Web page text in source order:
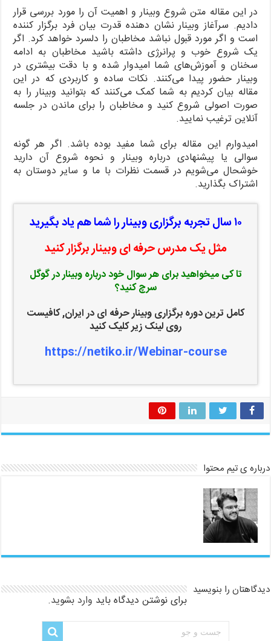
در این مقاله متن شروع وبینار و اهمیت آن را مورد بررسی قرار
دادیم. سرآغاز وبینار نشان دهنده قدرت بیان فرد برگزار کننده
است و اگر مورد قبول نباشد مخاطبان را دلسرد خواهد کرد. اگر
یک شروع خوب و پرانرژی داشته باشید مخاطبان به ادامه
سخنان و آموزش‌های شما امیدوار شده و با دقت بیشتری در
وبینار حضور پیدا می‌کنند. نکات ساده و کاربردی که در این
مقاله بیان کردیم به شما کمک می‌کنند که بتوانید وبینار را به
صورت اصولی شروع کنید و مخاطبان را برای ماندن در جلسه
آنلاین ترغیب نمایید.
امیدوارم این مقاله برای شما مفید بوده باشد. اگر هر گونه
سوالی یا پیشنهادی درباره وبینار و نحوه شروع آن دارید
خوشحال می‌شویم در قسمت نظرات با ما و سایر دوستان به
اشتراک بگذارید.
۱۰ سال تجربه برگزاری وبینار را شما هم یاد بگیرید
مثل یک مدرس حرفه ای وبینار برگزار کنید
تا کی میخواهید برای هر سوال خود درباره وبینار در گوگل
سرچ کنید؟
کامل ترین دوره برگزاری وبینار حرفه ای در ایران, کافیست
روی لینک زیر کلیک کنید
https://netiko.ir/Webinar-course
درباره ی تیم محتوا
دیدگاهتان را بنویسید
برای نوشتن دیدگاه باید وارد بشوید.